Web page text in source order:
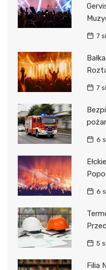
7
7
6
6
5
Filia